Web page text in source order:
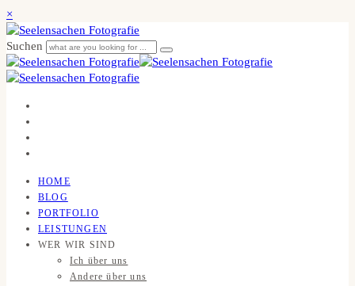
×
Suchen
HOME
BLOG
PORTFOLIO
LEISTUNGEN
WER WIR SIND
Ich über uns
Andere über uns